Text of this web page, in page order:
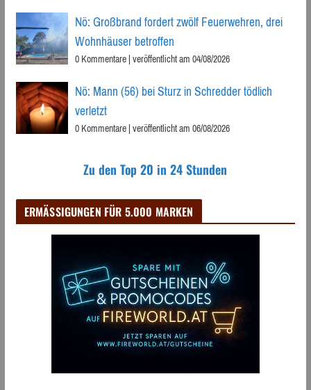
Nö: Großbrand fordert zwölf Feuerwehren, drei
Wohnhäuser betroffen
0 Kommentare|veröffentlicht am 04/08/2026
Nö: Mann (56) bei Sturz in Schredder tödlich
verletzt
0 Kommentare|veröffentlicht am 06/08/2026
Zu den Top 20 in 24 Stunden
ERMÄSSIGUNGEN FÜR 5.000 MARKEN